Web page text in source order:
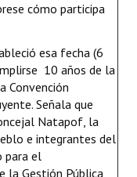
cómo participa
esa fecha (6
10 años de la
Convención
Señala que
Natapof, la
e integrantes del
para el
la Gestión Pública